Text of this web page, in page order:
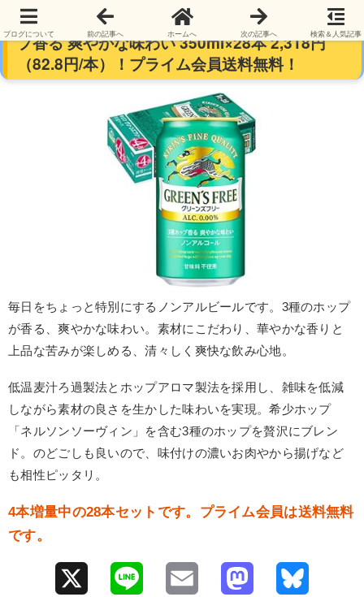
【ノンアル】キリン グリーンズフリー 3種ホッ
プ香る 爽やかな味わい 350ml×28本 2,318円
（82.8円/本）！プライム会員送料無料！
毎日をちょっと特別にするノンアルビールです。3種のホップ
が香る、爽やかな味わい。素材にこだわり、華やかな香りと
上品な苦みが楽しめる、清々しく爽快な飲み心地。
低温麦汁ろ過製法とホップアロマ製法を採用し、雑味を低減
しながら素材の良さを生かした味わいを実現。希少ホップ
「ネルソンソーヴィン」を含む3種のホップを贅沢にブレン
ド。のどごしも良いので、味付けの濃いお肉やから揚げなど
も相性ピッタリ。
4本増量中の28本セットです。プライム会員は送料無料
です。
ブログについて 前の記事へ ホームへ 次の記事へ 検索＆人気記事